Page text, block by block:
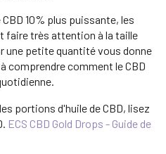
10% plus puissante, les
faire très attention à la taille
une petite quantité vous donne
comprendre comment le CBD
portions d'huile de CBD, lisez
ECS CBD Gold Drops - Guide de